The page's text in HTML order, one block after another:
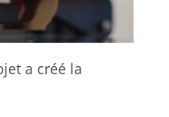
a créé la